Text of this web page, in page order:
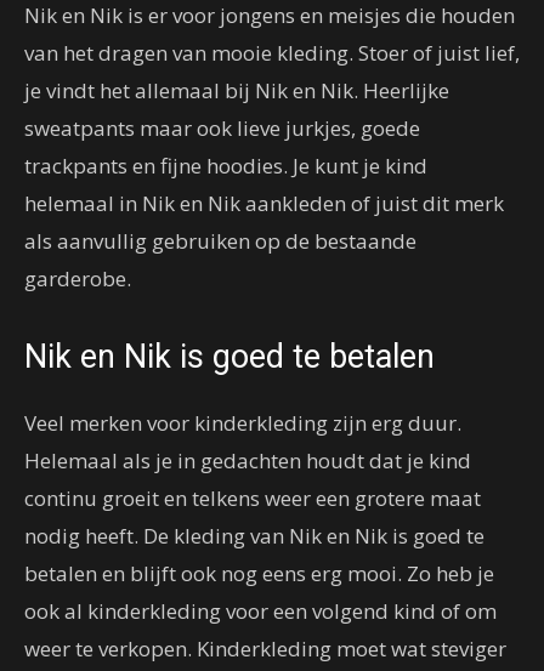
Nik en Nik is er voor jongens en meisjes die houden
van het dragen van mooie kleding. Stoer of juist lief,
je vindt het allemaal bij Nik en Nik. Heerlijke
sweatpants maar ook lieve jurkjes, goede
trackpants en fijne hoodies. Je kunt je kind
helemaal in Nik en Nik aankleden of juist dit merk
als aanvullig gebruiken op de bestaande
garderobe.
Nik en Nik is goed te betalen
Veel merken voor kinderkleding zijn erg duur.
Helemaal als je in gedachten houdt dat je kind
continu groeit en telkens weer een grotere maat
nodig heeft. De kleding van Nik en Nik is goed te
betalen en blijft ook nog eens erg mooi. Zo heb je
ook al kinderkleding voor een volgend kind of om
weer te verkopen. Kinderkleding moet wat steviger